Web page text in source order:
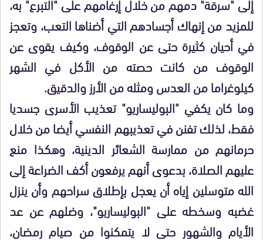
للمزيد من إنهاك أجسادهم التي أضناها التعب، وتعجز
في أحيان كثيرة حتى عن الوقوف، وكيف يقوى عن
الوقوف من كانت حصته من الأكل في الشهر
كيلوغراما من العدس ومثله من الأرز والدقيق.
وما كان يكفي "البوليساريو" تعذيب الأسرى جسديا
فقط، لذلك تفنن في تعذيبهم النفسي أيضا من خلال
حرمانهم من ممارسة الشعائر الدينية، وهكذا منع
عليهم الصلاة، بدعوى أنهم يرفعون أكف الضراعة إلى
الله متوسلين إياه أن يعجل بإطلاق سراحهم وأن ينزل
غضبه وسخطه على "البوليساريو"، وضلهم عن عد
الأيام والشهور حتى لا يتمكنوا من صيام رمضان،